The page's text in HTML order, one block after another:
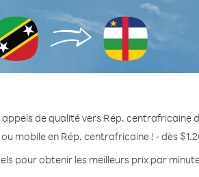
de qualité vers Rép. centrafricaine
mobile en Rép. centrafricaine ! - dès
pour obtenir les meilleurs prix par